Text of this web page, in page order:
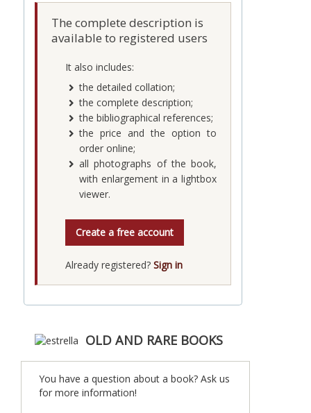
The complete description is
available to registered users
It also includes:
the detailed collation;
the complete description;
the bibliographical references;
the price and the option to
order online;
all photographs of the book,
with enlargement in a lightbox
viewer.
Create a free account
Already registered? Sign in
OLD AND RARE BOOKS
You have a question about a book? Ask us
for more information!